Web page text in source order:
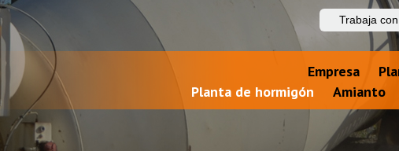
Trabaja
Empresa
Planta de hormigón
Amianto